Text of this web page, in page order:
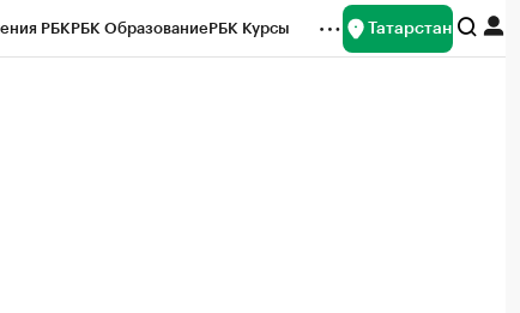
РБКРБК ОбразованиеРБК Курсы Татарстан